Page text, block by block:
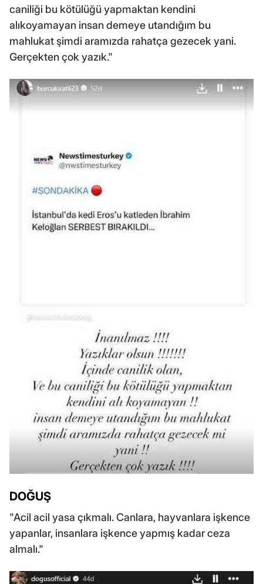
caniliği bu kötülüğü yapmaktan kendini
alıkoyamayan insan demeye utandığım bu
mahlukat şimdi aramızda rahatça gezecek yani.
Gerçekten çok yazık."
DOĞUŞ
"Acil acil yasa çıkmalı. Canlara, hayvanlara işkence
yapanlar, insanlara işkence yapmış kadar ceza
almalı."